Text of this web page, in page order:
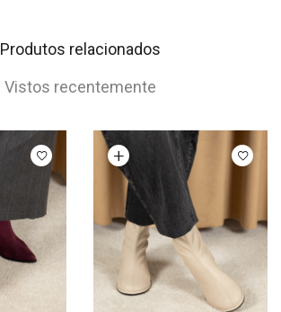
Produtos relacionados
Vistos recentemente
Ver opções